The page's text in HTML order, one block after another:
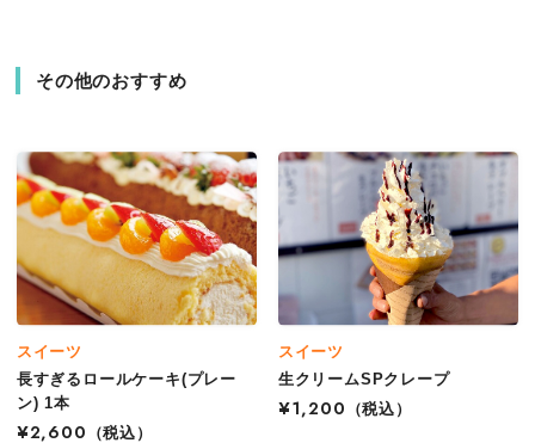
その他のおすすめ
スイーツ
長すぎるロールケーキ(プレー
ン) 1本
¥2,600
（税込）
スイーツ
生クリームSPクレープ
¥1,200
（税込）